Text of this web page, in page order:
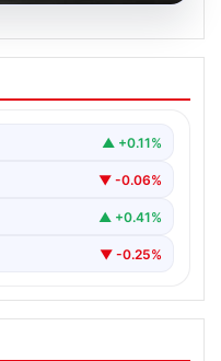
Çökmesi
anlara sahne oldu.
▲ +0.11%
▼ -0.06%
▲ +0.41%
▼ -0.25%